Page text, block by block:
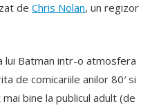
de Chris Nolan, un regizor
lui Batman intr-o atmosfera
de comicariile anilor 80′ si
bine la publicul adult (de